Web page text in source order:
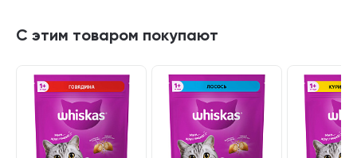
С этим товаром покупают